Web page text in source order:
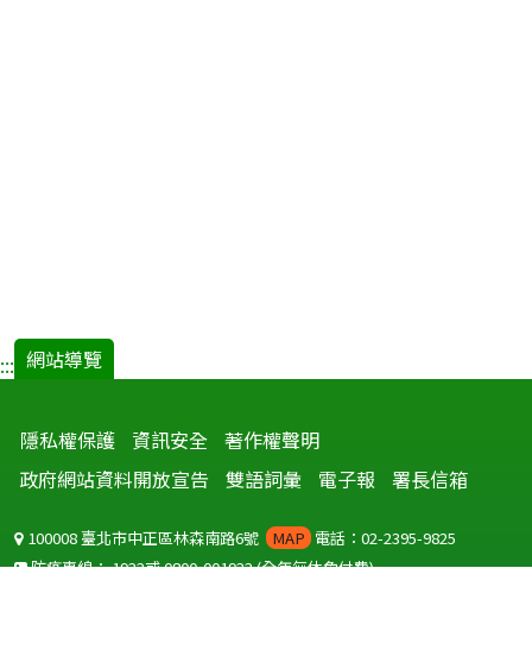
::: 網站導覽
隱私權保護 資訊安全 著作權聲明
政府網站資料開放宣告
雙語詞彙 電子報 署長信箱
100008 臺北市中正區林森南路6號 MAP 電話：02-2395-9825
防疫專線：1922或0800-001922(全年無休免付費)